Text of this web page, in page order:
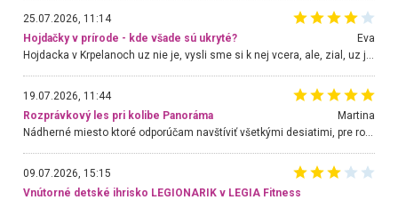
25.07.2026, 11:14
Hojdačky v prírode - kde všade sú ukryté?
Eva
Hojdacka v Krpelanoch uz nie je, vysli sme si k nej vcera, ale, zial, uz je znicena. Ak sem planujete cestu len kvoli hojdacke, mozete si ju usetrit. Krasny vyhlad je tu vsak aj bez hojdacky :-)
19.07.2026, 11:44
Rozprávkový les pri kolibe Panoráma
Martina
Nádherné miesto ktoré odporúčam navštíviť všetkými desiatimi, pre rodiny s deťmi, dôchodcom... Proste a jednoducho ozaj rozprávkový les.. určite ešte prídeme. Odniesli sme si na pamiatku krásne tričká,
09.07.2026, 15:15
Vnútorné detské ihrisko LEGIONARIK v LEGIA Fitness